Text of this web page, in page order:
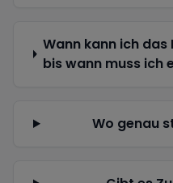
Wann kann ich
bis wann muss ich
Wo genau